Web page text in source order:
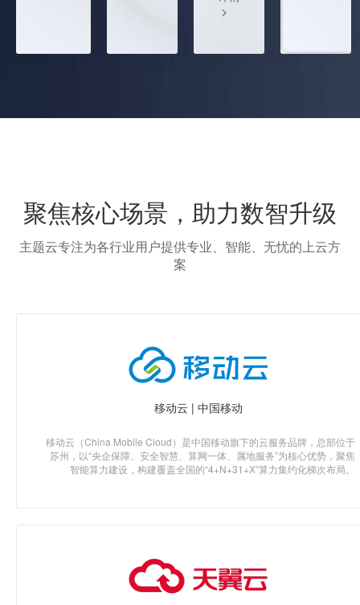
聚焦核心场景，助力数智升级
主题云专注为各行业用户提供专业、智能、无忧的上云方
案
移动云 | 中国移动
移动云（China Mobile Cloud）是中国移动旗下的云服务品牌，总部位于
苏州，以“央企保障、安全智慧、算网一体、属地服务”为核心优势，聚焦
智能算力建设，构建覆盖全国的“4+N+31+X”算力集约化梯次布局。